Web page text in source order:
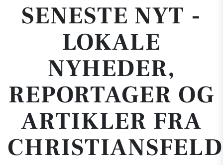
SENESTE NYT -
LOKALE
NYHEDER,
REPORTAGER OG
ARTIKLER FRA
CHRISTIANSFELD